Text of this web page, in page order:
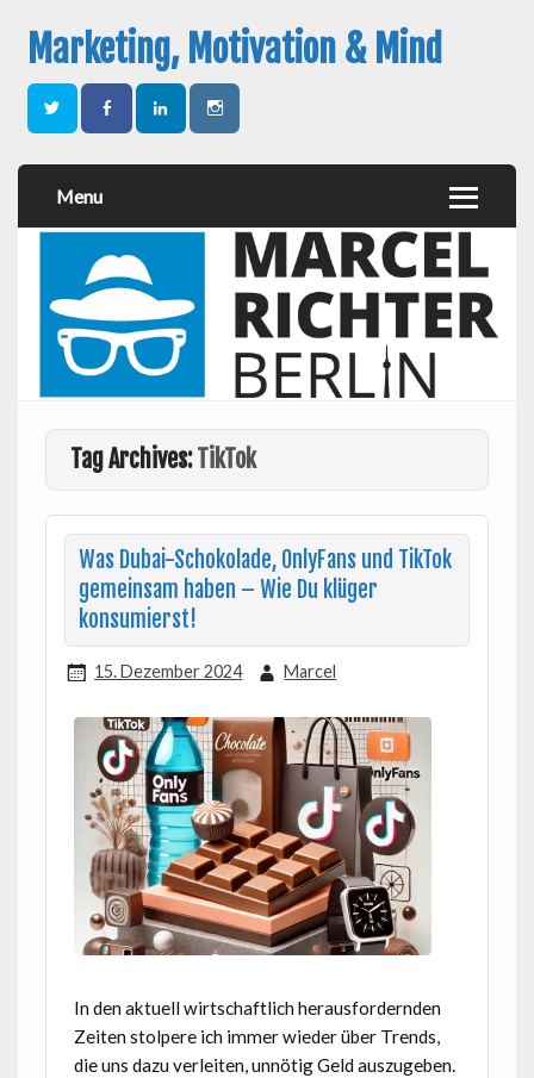
Marketing, Motivation & Mind
Menu
Tag Archives:TikTok
Was Dubai-Schokolade, OnlyFans und TikTok
gemeinsam haben – Wie Du klüger
konsumierst!
15. Dezember 2024 Marcel
In den aktuell wirtschaftlich herausfordernden
Zeiten stolpere ich immer wieder über Trends,
die uns dazu verleiten, unnötig Geld auszugeben.